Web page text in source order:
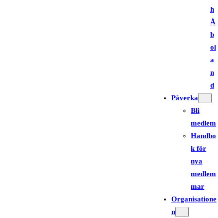
h
Å
b
ol
a
n
d
Påverka
Bli
medlem
Handbo
k för
nya
medlem
mar
Organisatione
n